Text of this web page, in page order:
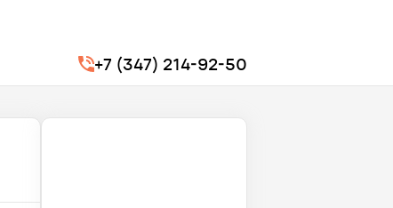
+7 (347) 214-92-50